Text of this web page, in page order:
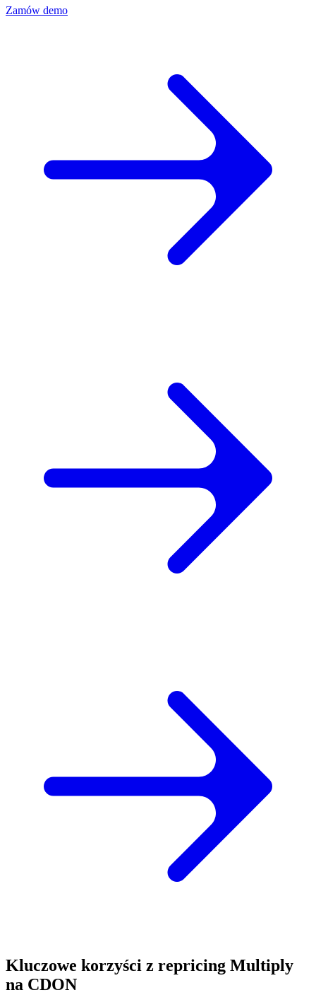
Przeglądaj
Zamów demo
Kluczowe korzyści z repricing Multiply
na CDON